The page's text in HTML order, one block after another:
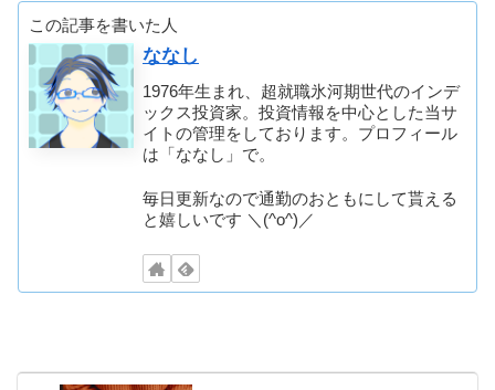
この記事を書いた人
ななし
1976年生まれ、超就職氷河期世代のインデ
ックス投資家。投資情報を中心とした当サ
イトの管理をしております。プロフィール
は「ななし」で。
毎日更新なので通勤のおともにして貰える
と嬉しいです ＼(^o^)／